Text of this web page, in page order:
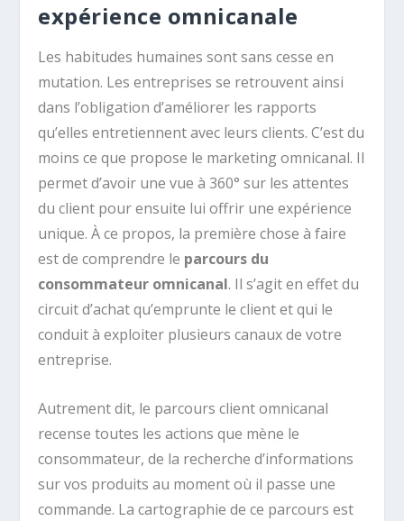
expérience omnicanale
Les habitudes humaines sont sans cesse en
mutation. Les entreprises se retrouvent ainsi
dans l’obligation d’améliorer les rapports
qu’elles entretiennent avec leurs clients. C’est du
moins ce que propose le marketing omnicanal. Il
permet d’avoir une vue à 360° sur les attentes
du client pour ensuite lui offrir une expérience
unique. À ce propos, la première chose à faire
est de comprendre le parcours du
consommateur omnicanal. Il s’agit en effet du
circuit d’achat qu’emprunte le client et qui le
conduit à exploiter plusieurs canaux de votre
entreprise.
Autrement dit, le parcours client omnicanal
recense toutes les actions que mène le
consommateur, de la recherche d’informations
sur vos produits au moment où il passe une
commande. La cartographie de ce parcours est